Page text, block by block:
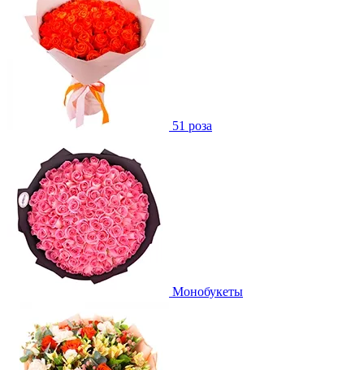
51 роза
Монобукеты